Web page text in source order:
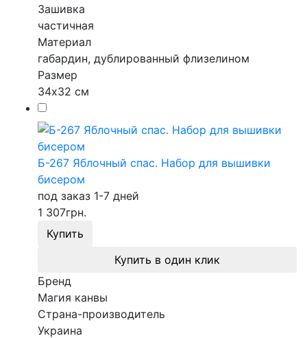
Зашивка
частичная
Материал
габардин, дублированный флизелином
Размер
34х32 см
Б-267 Яблочный спас. Набор для вышивки
бисером
под заказ 1-7 дней
1 307грн.
Купить
Купить в один клик
Бренд
Магия канвы
Страна-производитель
Украина